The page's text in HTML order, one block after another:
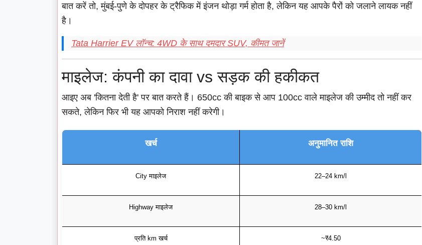
बात करें तो, मुंबई-पुणे के दोपहर के ट्रैफिक में इंजन थोड़ा गर्म होता है, लेकिन यह आपके पैरों को जलाने लायक नहीं
है।
Tata Harrier EV लॉन्च: 4WD के साथ दमदार SUV, कीमत जानें
माइलेज: कंपनी का दावा vs सड़क की हकीकत
आइए अब 'कितना देती है' पर बात करते हैं। 650cc की बाइक से आप 100cc वाले माइलेज की उम्मीद तो नहीं कर
सकते, लेकिन फिर भी यह आपको निराश नहीं करेगी।
खर्च अनुमानित राशि
City माइलेज 22–24 km/l
Highway माइलेज 28–30 km/l
प्रति km खर्च ~₹4.50